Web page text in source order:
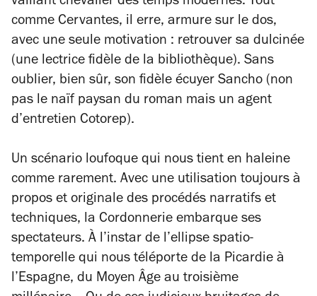
comme Cervantes, il erre, armure sur le dos,
avec une seule motivation : retrouver sa dulcinée
(une lectrice fidèle de la bibliothèque). Sans
oublier, bien sûr, son fidèle écuyer Sancho (non
pas le naïf paysan du roman mais un agent
d’entretien Cotorep).
Un scénario loufoque qui nous tient en haleine
comme rarement. Avec une utilisation toujours à
propos et originale des procédés narratifs et
techniques, la Cordonnerie embarque ses
spectateurs. À l’instar de l’ellipse spatio-
temporelle qui nous téléporte de la Picardie à
l’Espagne, du Moyen Âge au troisième